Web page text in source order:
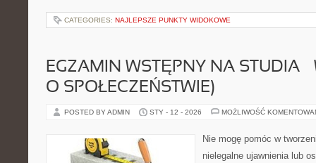
CATEGORIES: NAJLEPSZE PUNKTY WIDOKOWE
EGZAMIN WSTĘPNY NA STUDIA
O SPOŁECZEŃSTWIE)
POSTED BY ADMIN STY - 12 - 2026 MOŻLIWOŚĆ
Nie mogę pomóc w
nielegalne ujawnienia lub